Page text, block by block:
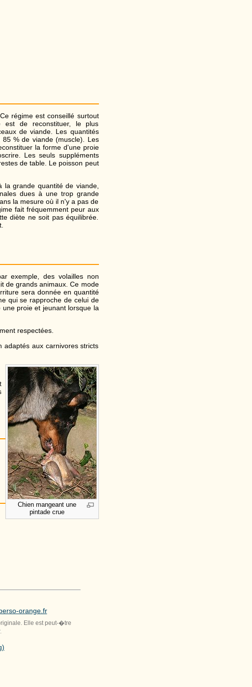
régime est conseillé surtout
est de reconstituer, le plus
de viande. Les quantités
% de viande (muscle). Les
la forme d'une proie
Les seuls suppléments
de table. Le poisson peut
la grande quantité de viande,
dues à une trop grande
la mesure où il n'y a pas de
fait fréquemment peur aux
diète ne soit pas équilibrée.
exemple, des volailles non
de grands animaux. Ce mode
sera donnée en quantité
qui se rapproche de celui de
proie et jeunant lorsque la
respectées.
adaptés aux carnivores stricts
Chien mangeant une
pintade crue
orange.fr
Elle est peut-�tre